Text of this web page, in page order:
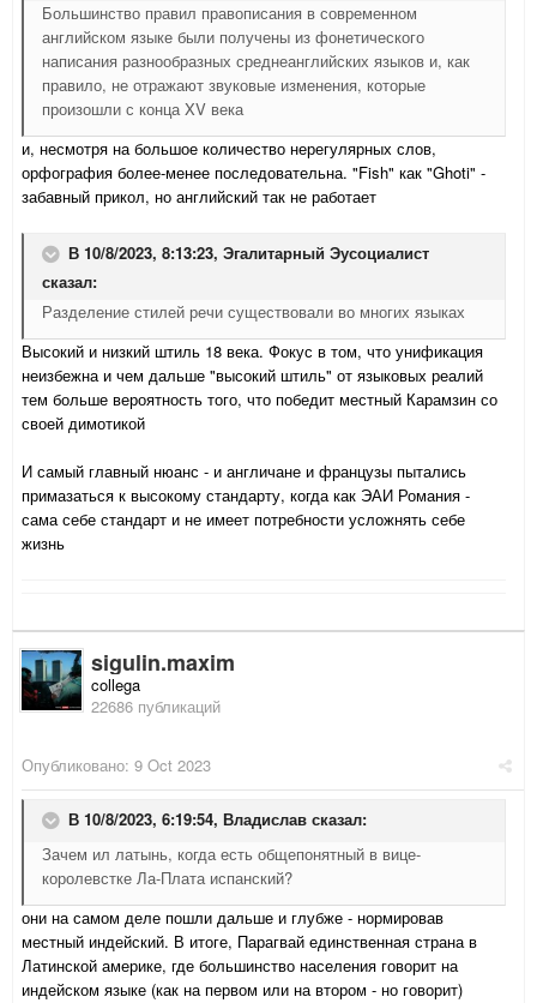
Большинство правил правописания в современном
английском языке были получены из фонетического
написания разнообразных среднеанглийских языков и, как
правило, не отражают звуковые изменения, которые
произошли с конца XV века
и, несмотря на большое количество нерегулярных слов,
орфография более-менее последовательна. "Fish" как "Ghoti" -
забавный прикол, но английский так не работает
В 10/8/2023, 8:13:23, Эгалитарный Эусоциалист
сказал:
Разделение стилей речи существовали во многих языках
Высокий и низкий штиль 18 века. Фокус в том, что унификация
неизбежна и чем дальше "высокий штиль" от языковых реалий
тем больше вероятность того, что победит местный Карамзин со
своей димотикой
И самый главный нюанс - и англичане и французы пытались
примазаться к высокому стандарту, когда как ЭАИ Романия -
сама себе стандарт и не имеет потребности усложнять себе
жизнь
sigulin.maxim
collega
22686 публикаций
Опубликовано: 9 Oct 2023
В 10/8/2023, 6:19:54, Владислав сказал:
Зачем ил латынь, когда есть общепонятный в вице-
королевстке Ла-Плата испанский?
они на самом деле пошли дальше и глубже - нормировав
местный индейский. В итоге, Парагвай единственная страна в
Латинской америке, где большинство населения говорит на
индейском языке (как на первом или на втором - но говорит)